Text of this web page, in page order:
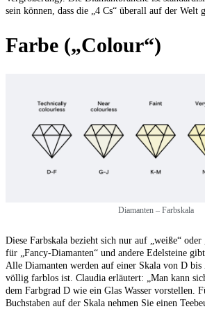
sein können, dass die „4 Cs“ überall auf der Welt
Farbe („Colour“)
Diamanten – Farbskala
Diese Farbskala bezieht sich nur auf „weiße“
für „Fancy-Diamanten“ und andere Edelsteine gibt
Alle Diamanten werden auf einer Skala von D
völlig farblos ist. Claudia erläutert: „Man kann
dem Farbgrad D wie ein Glas Wasser vorstellen.
Buchstaben auf der Skala nehmen Sie einen